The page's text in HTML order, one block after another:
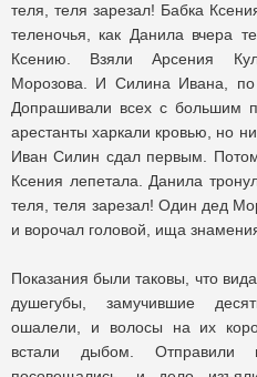
теля, теля зарезал! Бабка
теленочья, как Данила вчера
Ксению. Взяли Арсения
Морозова. И Силина Ивана, по
Допрашивали всех с большим
арестанты харкали кровью, но
Иван Силин сдал первым.
Ксения лепетала. Данила
теля, теля зарезал! Один дед
и ворочал головой, ища
Показания были таковы, что
душегубы, замучившие
ошалели, и волосы на их
встали дыбом. Отправили